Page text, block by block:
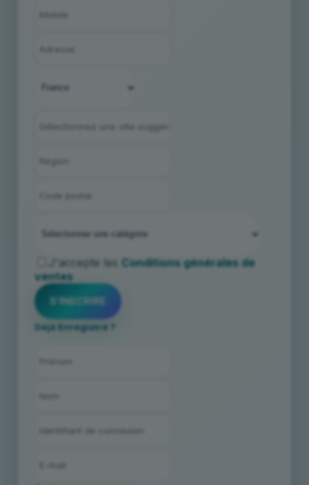
J'accepte les Conditions générales de
ventes
Déjà Enregistré ?